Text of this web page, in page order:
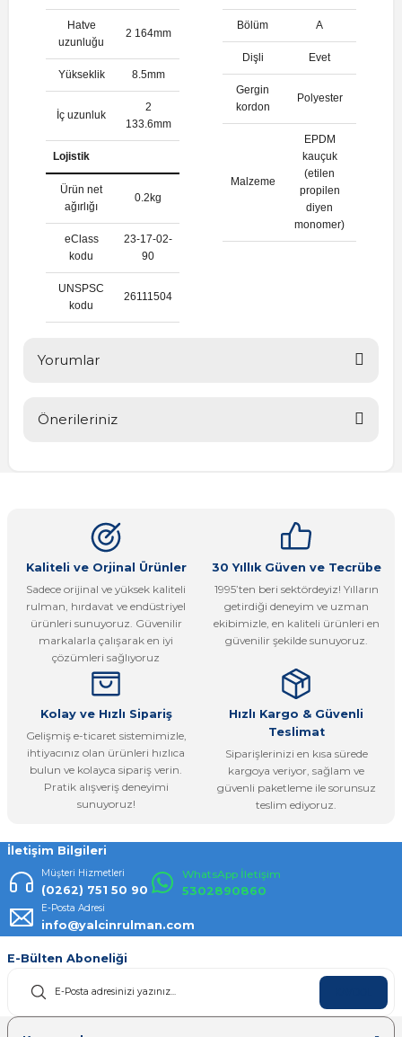
Hatve
uzunluğu
2 164mm
Yükseklik 8.5mm
İç uzunluk
2
133.6mm
Lojistik
Ürün net
ağırlığı
0.2kg
eClass
kodu
23-17-02-
90
UNSPSC
kodu
26111504
Bölüm A
Dişli Evet
Gergin
kordon
Polyester
Malzeme
EPDM
kauçuk
(etilen
propilen
diyen
monomer)
Yorumlar
Önerileriniz
Görüş ve önerileriniz için teşekkür ederiz.
Ürün resmi kalitesiz, bozuk veya görüntülenemiyor.
Ürün açıklamasında eksik bilgiler bulunuyor.
Ürün bilgilerinde hatalar bulunuyor.
Ürün fiyatı diğer sitelerden daha pahalı.
Bu ürüne benzer farklı alternatifler olmalı.
Gönder
Kaliteli ve Orjinal Ürünler
Sadece orijinal ve yüksek kaliteli
rulman, hırdavat ve endüstriyel
ürünleri sunuyoruz. Güvenilir
markalarla çalışarak en iyi
çözümleri sağlıyoruz
30 Yıllık Güven ve Tecrübe
1995’ten beri sektördeyiz! Yılların
getirdiği deneyim ve uzman
ekibimizle, en kaliteli ürünleri en
güvenilir şekilde sunuyoruz.
Kolay ve Hızlı Sipariş
Gelişmiş e-ticaret sistemimizle,
ihtiyacınız olan ürünleri hızlıca
bulun ve kolayca sipariş verin.
Pratik alışveriş deneyimi
sunuyoruz!
Hızlı Kargo & Güvenli
Teslimat
Siparişlerinizi en kısa sürede
kargoya veriyor, sağlam ve
güvenli paketleme ile sorunsuz
teslim ediyoruz.
İletişim Bilgileri
Müşteri Hizmetleri
(0262) 751 50 90
WhatsApp İletişim
5302890860
E-Posta Adresi
info@yalcinrulman.com
E-Bülten Aboneliği